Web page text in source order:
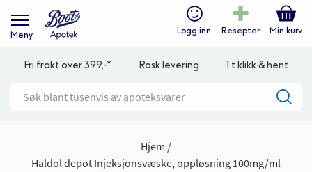
Meny Logg inn Resepter Min kurv
Fri frakt over 399,-* Rask levering 1 t klikk & hent
Hjem
Haldol depot Injeksjonsvæske, oppløsning 100mg/ml